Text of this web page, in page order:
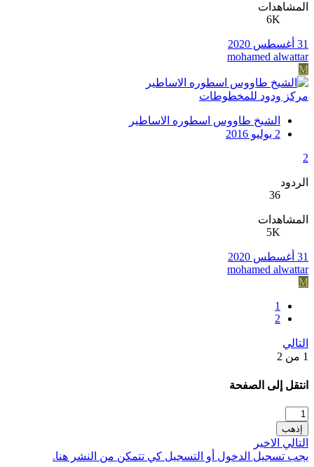
المشاهدات
6K
31 أغسطس 2020
mohamed alwattar
M
مركز ودود للمخطوطات
الشيخ طاووس اسطوره الاساطير
2 يوليو 2016
2
الردود
36
المشاهدات
5K
31 أغسطس 2020
mohamed alwattar
M
1
2
التالي
1 من 2
انتقل إلى الصفحة
إذهب
التالي الاخير
يجب تسجيل الدخول أو التسجيل كي تتمكن من النشر هنا.